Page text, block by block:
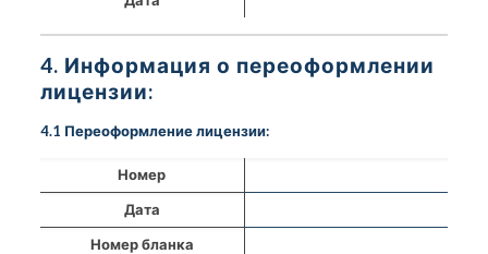
4. Информация о переоформлении
лицензии:
4.1 Переоформление лицензии:
Номер
Дата
Номер бланка